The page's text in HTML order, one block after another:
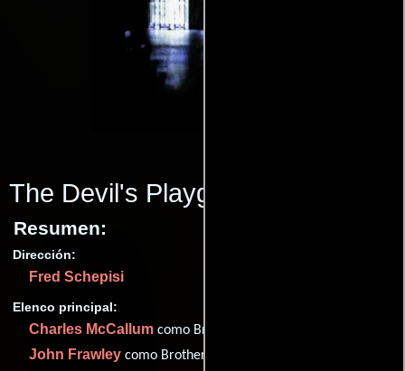
The Devil's Playground
Resumen:
Dirección:
Fred Schepisi
Elenco principal:
Charles McCallum como Brother Sebastian
John Frawley como Brother Celian